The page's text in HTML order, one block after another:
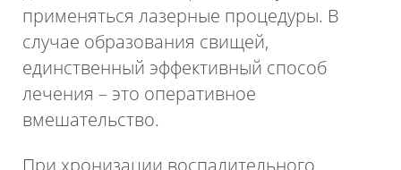
применяться лазерные процедуры. В
случае образования свищей,
единственный эффективный способ
лечения – это оперативное
вмешательство.